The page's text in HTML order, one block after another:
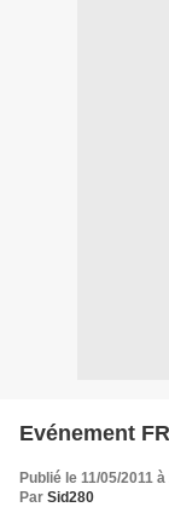
Evénement
Publié le 11/05/2011
Par Sid280